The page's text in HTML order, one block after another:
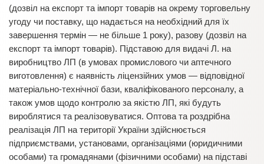
(дозвіл на експорт та імпорт товарів на окрему торговельну
угоду чи поставку, що надається на необхідний для їх
завершення термін — не більше 1 року), разову (дозвіл на
експорт та імпорт товарів). Підставою для видачі Л. на
виробництво ЛП (в умовах промислового чи аптечного
виготовлення) є наявність ліцензійних умов — відповідної
матеріально-технічної бази, кваліфікованого персоналу, а
також умов щодо контролю за якістю ЛП, які будуть
вироблятися та реалізовуватися. Оптова та роздрібна
реалізація ЛП на території України здійснюється
підприємствами, установами, організаціями (юридичними
особами) та громадянами (фізичними особами) на підставі